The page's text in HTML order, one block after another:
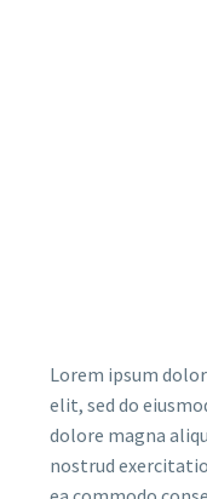
Lorem ipsum
elit, sed do
dolore magna
nostrud